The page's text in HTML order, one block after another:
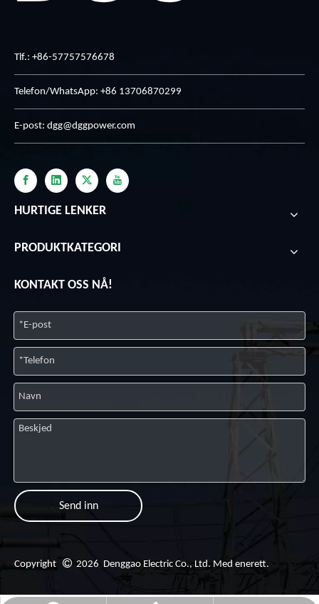
Tlf.: +86-57757576678
Telefon/WhatsApp: +86 13706870299
E-post: dgg@dggpower.com
HURTIGE LENKER
PRODUKTKATEGORI
KONTAKT OSS NÅ!
Send inn
Copyright  2026 Denggao Electric Co., Ltd. Med enerett.